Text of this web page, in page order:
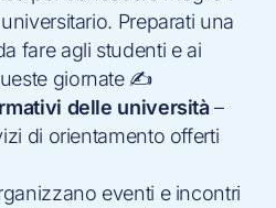
Preparati una
fare agli studenti e ai
giornate ✍️
delle università–
di orientamento offerti
eventi e incontri